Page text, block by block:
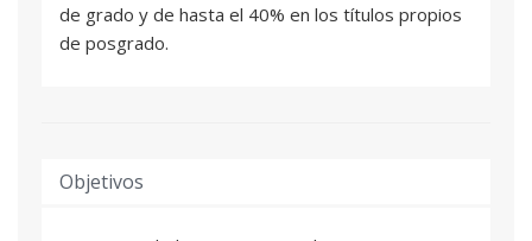
de grado y de hasta el 40% en los títulos propios
de posgrado.
Objetivos